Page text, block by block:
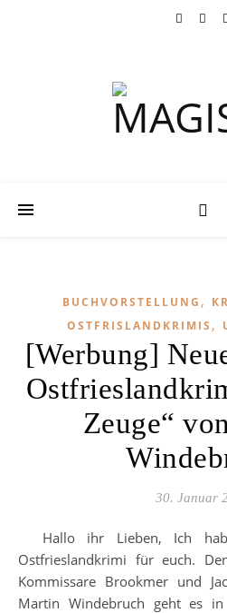
BUCHVORSTELLUNG ,
OSTFRISLANDKRIMIS ,
[Werbung]
Zeuge“
30. Januar
Hallo ihr Lieben, Ich habe wieder einen neuen
Ostfrieslandkrimi für euch.
Kommissare Brookmer und
Martin Windebruch geht es